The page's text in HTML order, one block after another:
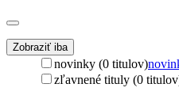
Zobraziť iba
novinky (0 titulov)
zľavnené tituly (0